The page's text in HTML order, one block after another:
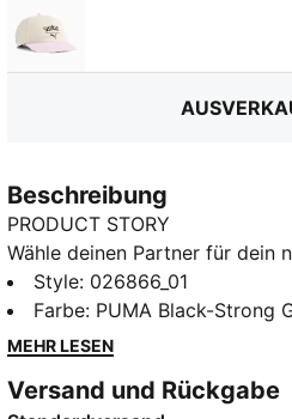
Alpine Snow-Pearl Pink
Beschreibung
PRODUCT STORY
Wähle deinen Partner für dein
der neuen PUMA x POKÉMON
Power der Pokémon-Welt
Kollektion, deren Designs dich
Umbreons bis zu den
Style: 026866_01
Farbe: PUMA Black-Strong
MEHR LESEN
Versand und Rückgabe